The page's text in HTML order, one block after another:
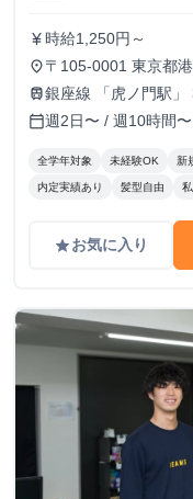
currency_yen 時給1,250円～
place 〒105-0001 東京都
門タワー 16階
train銀座線 「虎ノ門駅」
calendar_today週2日〜 / 週10時間〜
全学年対象 未経験OK 新
内定実績あり 髪型自由
gradeお気に入り